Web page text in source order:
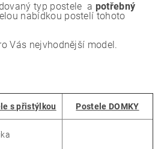
typ postele a potřebný
nabídkou postelí tohoto
Vás nejvhodnější model.
s přistýlkou Postele DOMKY